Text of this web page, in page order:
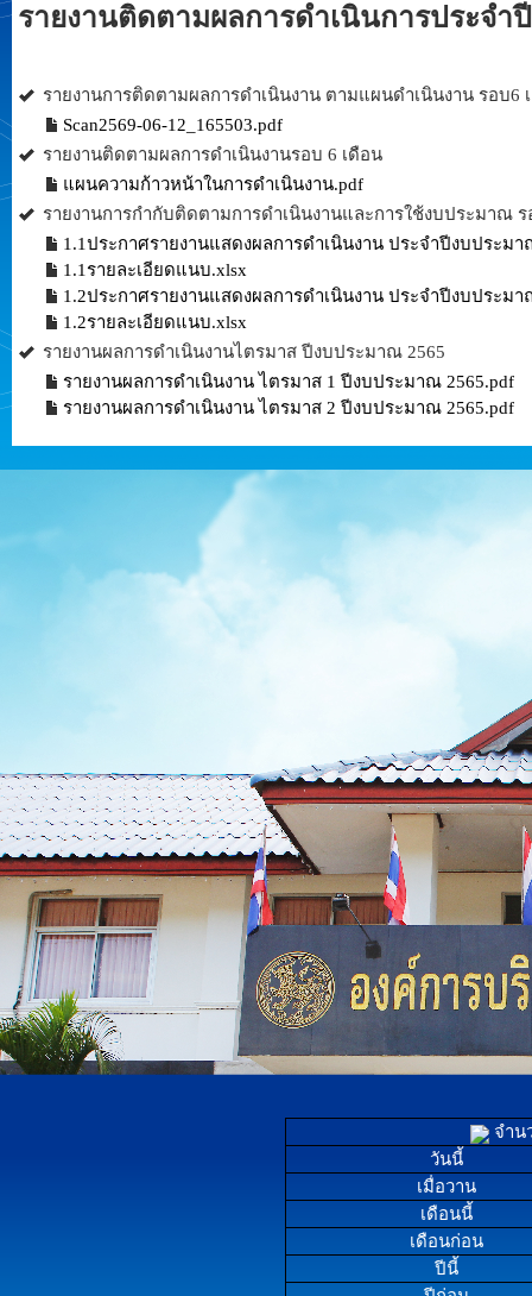
รายงานติดตามผลการดำเนินการประจำ
รายงานการติดตามผลการดำเนินงาน ตามแผนดำเนินงาน รอบ6
Scan2569-06-12_165503.pdf
รายงานติดตามผลการดำเนินงานรอบ 6 เดือน
แผนความก้าวหน้าในการดำเนินงาน.pdf
รายงานการกำกับติดตามการดำเนินงานและการใช้งบประมาณ
1.1ประกาศรายงานแสดงผลการดำเนินงาน ประจำปีงบประม
1.1รายละเอียดแนบ.xlsx
1.2ประกาศรายงานแสดงผลการดำเนินงาน ประจำปีงบประม
1.2รายละเอียดแนบ.xlsx
รายงานผลการดำเนินงานไตรมาส ปีงบประมาณ 2565
รายงานผลการดำเนินงาน ไตรมาส 1 ปีงบประมาณ 2565.pdf
รายงานผลการดำเนินงาน ไตรมาส 2 ปีงบประมาณ 2565.pdf
จำน
วันนี้
เมื่อวาน
เดือนนี้
เดือนก่อน
ปีนี้